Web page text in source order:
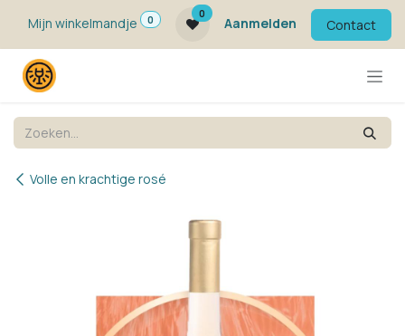
Mijn winkelmandje
0
0
Aanmelden Contact
Volle en krachtige rosé